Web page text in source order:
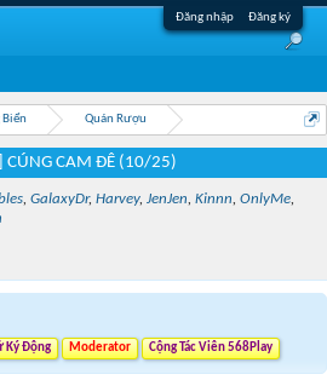
Đăng nhập Đăng ký
Biển Quán Rượu
CÚNG CAM ĐÊ (10/25)
, GalaxyDr, Harvey, JenJen, Kinnn, OnlyMe,
Ký Động Moderator Cộng Tác Viên 568Play